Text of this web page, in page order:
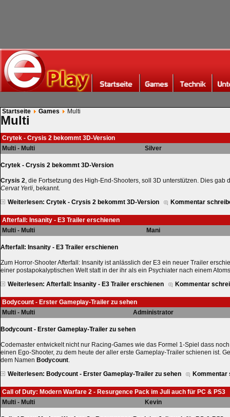
Startseite Games Multi
Multi
Crytek - Crysis 2 bekommt 3D-Version
Multi - Multi
Silver
Crytek - Crysis 2 bekommt 3D-Version
Crysis 2, die Fortsetzung des High-End-Shooters, soll 3D unterstützen. Dies gab
Cervat Yerli, bekannt.
Weiterlesen: Crytek - Crysis 2 bekommt 3D-Version
Kommentar
Afterfall: Insanity - E3 Trailer erschienen
Multi - Multi
Mani
Afterfall: Insanity - E3 Trailer erschienen
Zum Horror-Shooter Afterfall: Insanity ist anlässlich der E3 ein neuer Trailer
einer postapokalyptischen Welt statt in der ihr als ein Psychiater nach einem
Weiterlesen: Afterfall: Insanity - E3 Trailer erschienen
Kommentar
Bodycount - Erster Gameplay-Trailer zu sehen
Multi - Multi
Administrator
Bodycount - Erster Gameplay-Trailer zu sehen
Codemaster entwickelt nicht nur Racing-Games wie das Formel 1-Spiel dass
einen Ego-Shooter, zu dem heute der aller erste Gameplay-Trailer schienen ist.
dem Namen Bodycount
Weiterlesen: Bodycount - Erster Gameplay-Trailer zu sehen
Kommentar
Call of Duty: Modern Warfare 2 - Resurgence Pack im Juli auch für PC & PS3
Multi - Multi
Kevin